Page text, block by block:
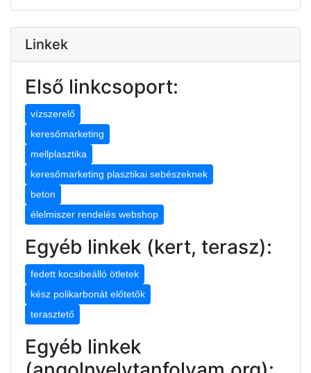
Linkek
Első linkcsoport:
vízszerelő
keresőmarketing
mellplasztika
keresőmarketing plasztikai sebészeknek
beton
élelmiszer rendelés webshop
Egyéb linkek (kert, terasz):
fedett kocsibeálló ötletek
kész polikarbonát előtetők
terasztető
Egyéb linkek